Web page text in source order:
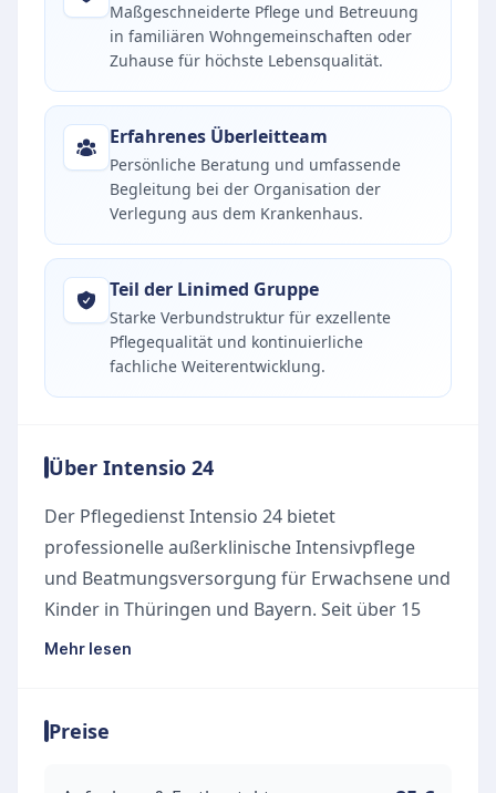
Maßgeschneiderte Pflege und Betreuung
in familiären Wohngemeinschaften oder
Zuhause für höchste Lebensqualität.
Erfahrenes Überleitteam
Persönliche Beratung und umfassende
Begleitung bei der Organisation der
Verlegung aus dem Krankenhaus.
Teil der Linimed Gruppe
Starke Verbundstruktur für exzellente
Pflegequalität und kontinuierliche
fachliche Weiterentwicklung.
Über Intensio 24
Der Pflegedienst Intensio 24 bietet
professionelle außerklinische Intensivpflege
und Beatmungsversorgung für Erwachsene und
Kinder in Thüringen und Bayern. Seit über 15
Jahren steht der Dienst für eine einfühlsame
Umfeld. Besonderer Wert wird auf eine
Mehr lesen
Preise